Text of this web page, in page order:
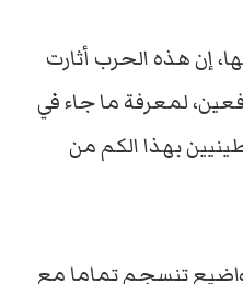
إن هذه الحرب أثارت
لمعرفة ما جاء في
بهذا الكم من
تنسجم تماما مع